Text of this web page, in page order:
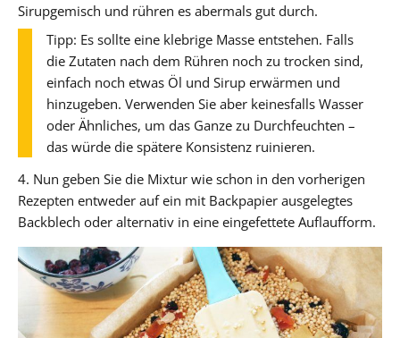
Sirupgemisch und rühren es abermals gut durch.
Tipp: Es sollte eine klebrige Masse entstehen. Falls
die Zutaten nach dem Rühren noch zu trocken sind,
einfach noch etwas Öl und Sirup erwärmen und
hinzugeben. Verwenden Sie aber keinesfalls Wasser
oder Ähnliches, um das Ganze zu Durchfeuchten –
das würde die spätere Konsistenz ruinieren.
4. Nun geben Sie die Mixtur wie schon in den vorherigen
Rezepten entweder auf ein mit Backpapier ausgelegtes
Backblech oder alternativ in eine eingefettete Auflaufform.